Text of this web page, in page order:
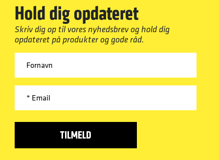
Hold dig opdateret
Skriv dig op til vores nyhedsbrev og hold dig
opdateret på produkter og gode råd.